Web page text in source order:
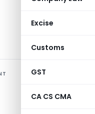
Excise
Customs
GST
CA CS CMA